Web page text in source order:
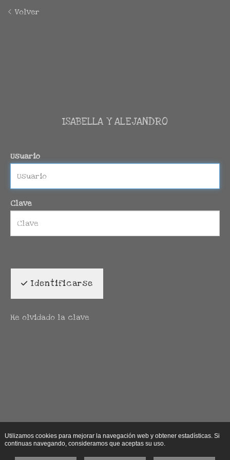
Volver
ISABELLA Y ALEJANDRO
Usuario
Clave
Identificarse
He olvidado la clave
Utilizamos cookies para mejorar la navegación web y obtener estadísticas. Si
continuas navegando, consideramos que aceptas su uso.